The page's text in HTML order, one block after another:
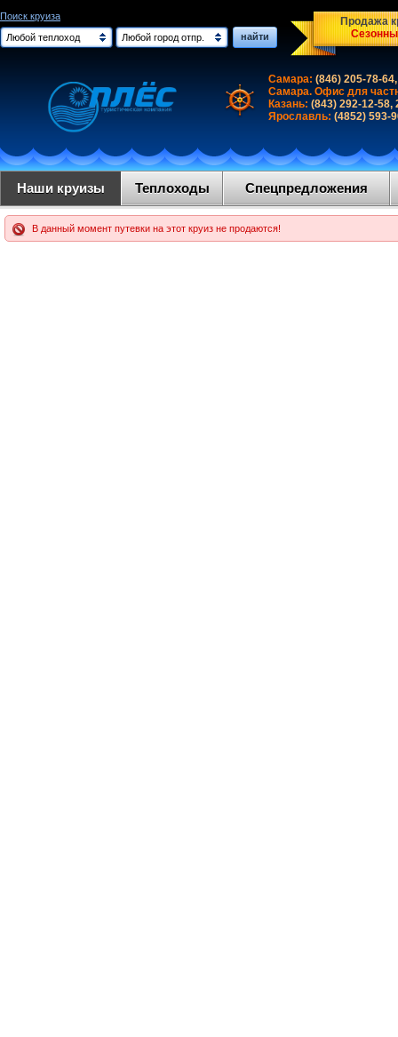
Поиск круиза
Любой теплоход
Любой город отпр. найти
Продажа
Самара: (846) 205-78-
Самара. Офис для
Казань: (843) 292-12-58,
Ярославль: (4852) 593-
Наши круизы Теплоходы Спецпредложения
В данный момент путевки на этот круиз не продаются!